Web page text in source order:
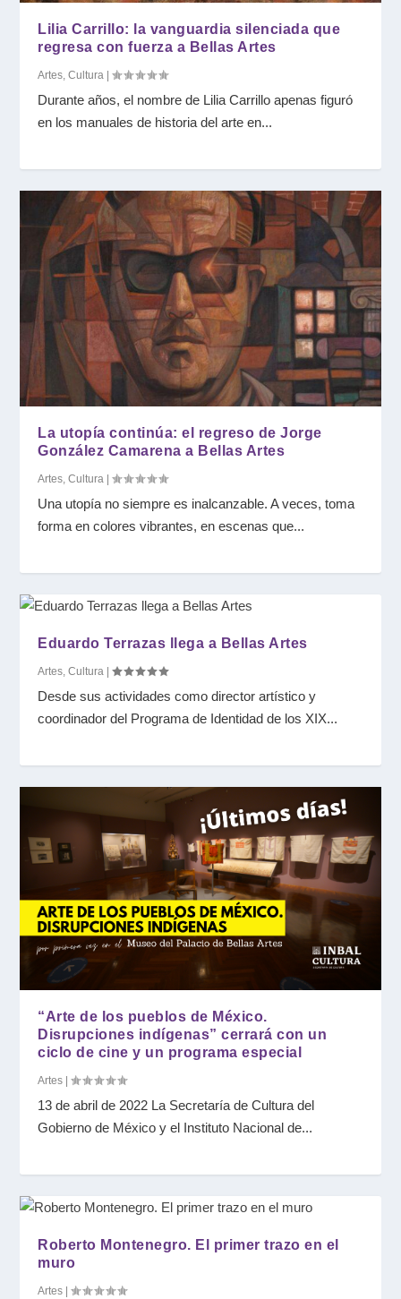
Lilia Carrillo: la vanguardia silenciada que
regresa con fuerza a Bellas Artes
Artes ,Cultura |
Durante años, el nombre de Lilia Carrillo apenas figuró
en los manuales de historia del arte en...
La utopía continúa: el regreso de Jorge
González Camarena a Bellas Artes
Artes,Cultura |
Una utopía no siempre es inalcanzable. A veces, toma
forma en colores vibrantes, en escenas que...
Eduardo Terrazas llega a Bellas Artes
Artes,Cultura |
Desde sus actividades como director artístico y
coordinador del Programa de Identidad de los XIX...
“Arte de los pueblos de México.
Disrupciones indígenas” cerrará con un
ciclo de cine y un programa especial
Artes |
13 de abril de 2022 La Secretaría de Cultura del
Gobierno de México y el Instituto Nacional de...
Roberto Montenegro. El primer trazo en el
muro
Artes |